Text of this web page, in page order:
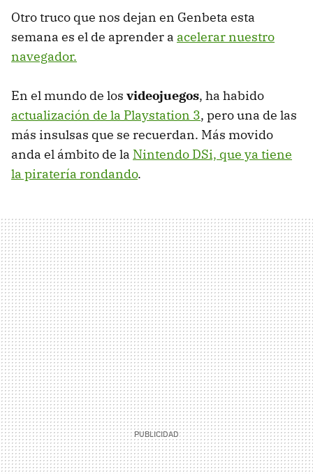
Otro truco que nos dejan en Genbeta esta
semana es el de aprender a acelerar nuestro
navegador.
En el mundo de los videojuegos, ha habido
actualización de la Playstation 3, pero una de las
más insulsas que se recuerdan. Más movido
anda el ámbito de la Nintendo DSi, que ya tiene
la piratería rondando.